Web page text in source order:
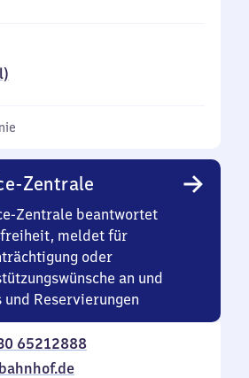
Zentrale
Zentrale beantwortet
meldet für
oder
an und
Reservierungen
65212888